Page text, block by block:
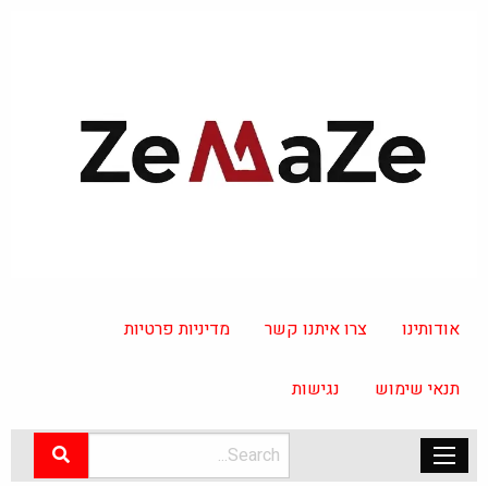
אודותינו צרו איתנו קשר מדיניות פרטיות
תנאי שימוש נגישות